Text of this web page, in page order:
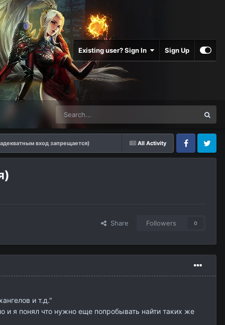
Existing user? Sign In Sign Up
All Activity
вход запрещается)
FacebookTwitter
Share Followers 0
и т.д."
и я понял что нужно еще попробывать найти таких же